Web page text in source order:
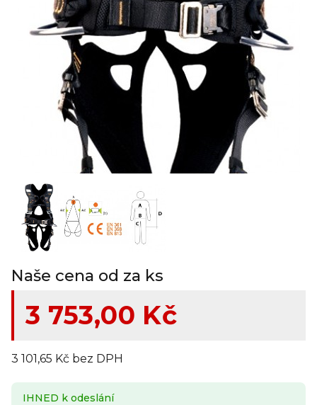
Naše cena od za ks
3 753,00 Kč
3 101,65 Kč bez DPH
IHNED k odeslání